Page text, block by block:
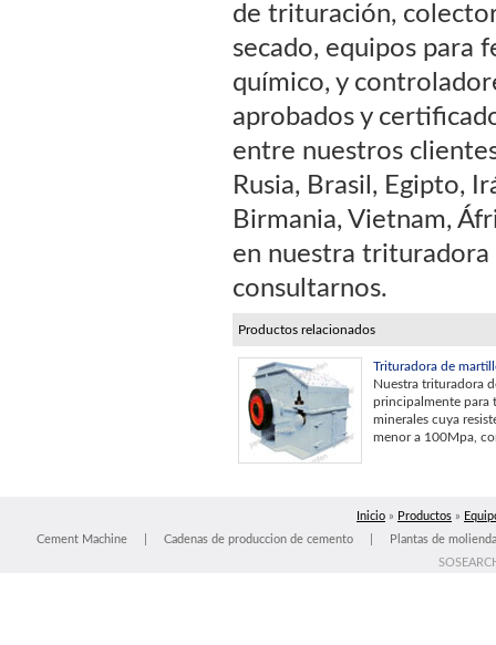
de trituración,
secado, equipos para
químico, y
aprobados y
entre nuestros
Rusia, Brasil, Egipto,
Birmania, Vietnam,
en nuestra
consultarnos.
Productos relacionados
Trituradora de
Nuestra trituradora
principalmente para
minerales cuya
menor a 100Mpa,
Inicio » Productos »
Cement Machine
Cadenas de produccion de cemento
Plantas de